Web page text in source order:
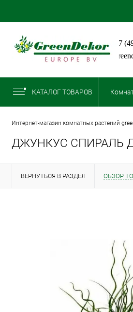
+7
КАТАЛОГ ТОВАРОВ
интернет-магазин комнатных растений
ДЖУНКУС СПИРАЛЬ
ВЕРНУТЬСЯ В РАЗДЕЛ ОБЗОР